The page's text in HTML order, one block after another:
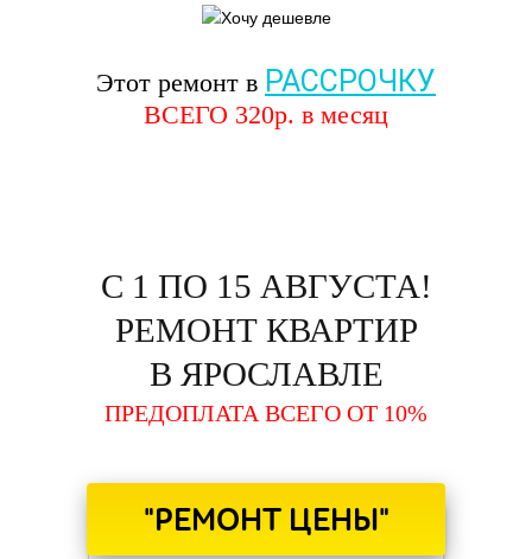
Этот ремонт в РАССРОЧКУ
ВСЕГО 320р. в месяц
С 1 ПО 15 АВГУСТА!
РЕМОНТ КВАРТИР
В ЯРОСЛАВЛЕ
ПРЕДОПЛАТА ВСЕГО ОТ 10%
"РЕМОНТ ЦЕНЫ"